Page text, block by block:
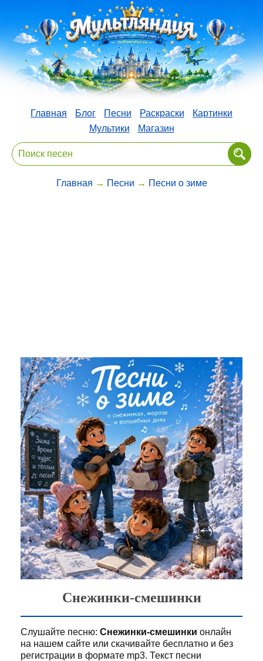
Главная Блог Песни Раскраски
Картинки
Мультики
Магазин
Главная → Песни → Песни о зиме
Снежинки-смешинки
Слушайте песню: Снежинки-смешинки онлайн
на нашем сайте или скачивайте бесплатно и без
регистрации в формате mp3. Текст песни